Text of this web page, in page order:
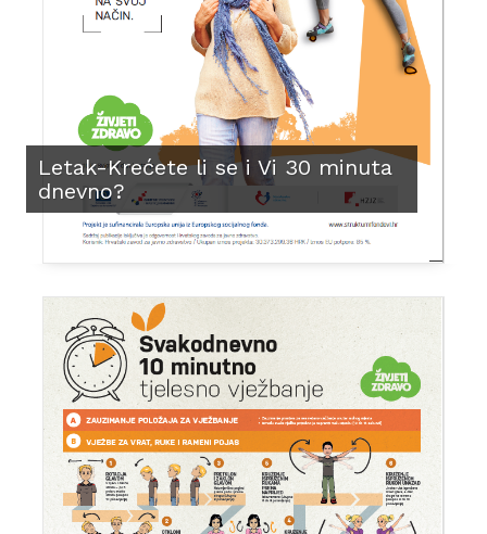
Letak-Krećete li se i Vi 30 minuta
dnevno?